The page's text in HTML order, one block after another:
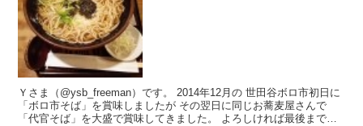
Ｙさま（@ysb_freeman）です。 2014年12月の 世田谷ボロ市初日に
「ボロ市そば」を賞味しましたが その翌日に同じお蕎麦屋さんで
「代官そば」を大盛で賞味してきました。 よろしければ最後までお